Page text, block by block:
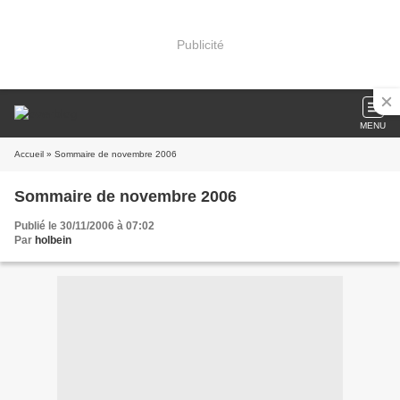
Publicité
MENU
Accueil » Sommaire de novembre 2006
Sommaire de novembre 2006
Publié le 30/11/2006 à 07:02
Par holbein